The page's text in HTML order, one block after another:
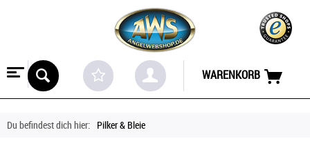
WARENKORB
Du befindest dich hier: Pilker & Bleie